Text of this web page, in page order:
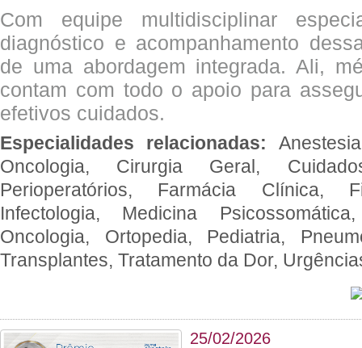
Com equipe multidisciplinar
diagnóstico e acompanhamento
de uma abordagem integrada. Ali,
contam com todo o apoio para
efetivos cuidados.
Especialidades relacionadas:
Oncologia, Cirurgia Geral,
Perioperatórios, Farmácia Clínica,
Infectologia, Medicina
Oncologia, Ortopedia, Pediatria,
Transplantes, Tratamento da Dor,
25/02/2026